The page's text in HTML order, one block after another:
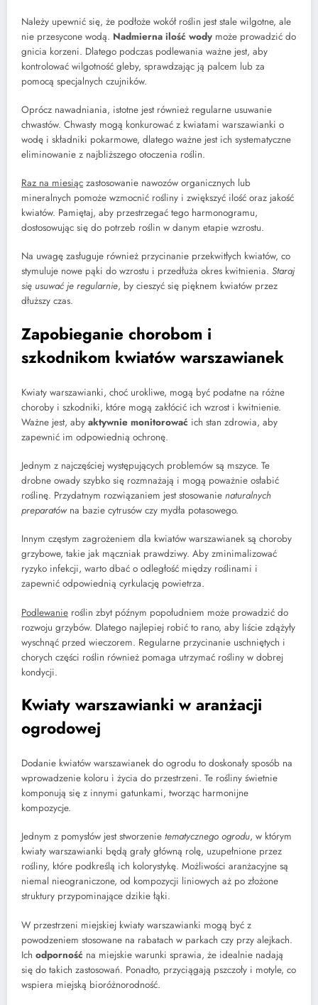
Należy upewnić się, że podłoże wokół roślin jest stale wilgotne, ale
nie przesycone wodą. Nadmierna ilość wody może prowadzić do
gnicia korzeni. Dlatego podczas podlewania ważne jest, aby
kontrolować wilgotność gleby, sprawdzając ją palcem lub za
pomocą specjalnych czujników.
Oprócz nawadniania, istotne jest również regularne usuwanie
chwastów. Chwasty mogą konkurować z kwiatami warszawianki o
wodę i składniki pokarmowe, dlatego ważne jest ich systematyczne
eliminowanie z najbliższego otoczenia roślin.
Raz na miesiąc zastosowanie nawozów organicznych lub
mineralnych pomoże wzmocnić rośliny i zwiększyć ilość oraz jakość
kwiatów. Pamiętaj, aby przestrzegać tego harmonogramu,
dostosowując się do potrzeb roślin w danym etapie wzrostu.
Na uwagę zasługuje również przycinanie przekwitłych kwiatów, co
stymuluje nowe pąki do wzrostu i przedłuża okres kwitnienia. Staraj
się usuwać je regularnie, by cieszyć się pięknem kwiatów przez
dłuższy czas.
Zapobieganie chorobom i
szkodnikom kwiatów warszawianek
Kwiaty warszawianki, choć urokliwe, mogą być podatne na różne
choroby i szkodniki, które mogą zakłócić ich wzrost i kwitnienie.
Ważne jest, aby aktywnie monitorować ich stan zdrowia, aby
zapewnić im odpowiednią ochronę.
Jednym z najczęściej występujących problemów są mszyce. Te
drobne owady szybko się rozmnażają i mogą poważnie osłabić
roślinę. Przydatnym rozwiązaniem jest stosowanie naturalnych
preparatówna bazie cytrusów czy mydła potasowego.
Innym częstym zagrożeniem dla kwiatów warszawianek są choroby
grzybowe, takie jak mączniak prawdziwy. Aby zminimalizować
ryzyko infekcji, warto dbać o odległość między roślinami i
zapewnić odpowiednią cyrkulację powietrza.
Podlewanie roślin zbyt późnym popołudniem może prowadzić do
rozwoju grzybów. Dlatego najlepiej robić to rano, aby liście zdążyły
wyschnąć przed wieczorem. Regularne przycinanie uschniętych i
chorych części roślin również pomaga utrzymać rośliny w dobrej
kondycji.
Kwiaty warszawianki w aranżacji
ogrodowej
Dodanie kwiatów warszawianek do ogrodu to doskonały sposób na
wprowadzenie koloru i życia do przestrzeni. Te rośliny świetnie
komponują się z innymi gatunkami, tworząc harmonijne
kompozycje.
Jednym z pomysłów jest stworzenie tematycznego ogrodu, w którym
kwiaty warszawianki będą grały główną rolę, uzupełnione przez
rośliny, które podkreślą ich kolorystykę. Możliwości aranżacyjne są
niemal nieograniczone, od kompozycji liniowych aż po złożone
struktury przypominające dzikie łąki.
W przestrzeni miejskiej kwiaty warszawianki mogą być z
powodzeniem stosowane na rabatach w parkach czy przy alejkach.
Ich odporność na miejskie warunki sprawia, że idealnie nadają
się do takich zastosowań. Ponadto, przyciągają pszczoły i motyle, co
wspiera miejską bioróżnorodność.